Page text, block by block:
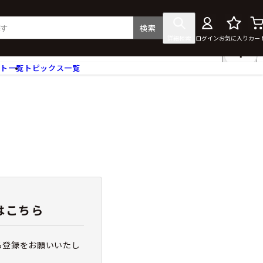
検索
ログインお気に入り カー
その他グッズ
一覧 トピックス一覧
こちら
録をお願いいたし